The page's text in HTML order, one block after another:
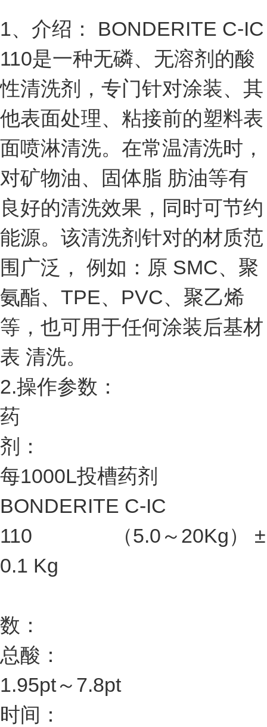
1、介绍： BONDERITE C-IC
110是一种无磷、无溶剂的酸
性清洗剂，专门针对涂装、其
他表面处理、粘接前的塑料表
面喷淋清洗。在常温清洗时，
对矿物油、固体脂 肪油等有
良好的清洗效果，同时可节约
能源。该清洗剂针对的材质范
围广泛， 例如：原 SMC、聚
氨酯、TPE、PVC、聚乙烯
等，也可用于任何涂装后基材
表 清洗。
2.操作参数：
药
剂：
每1000L投槽药剂
BONDERITE C-IC
110 （5.0～20Kg） ±
0.1 Kg
数：
总酸：
1.95pt～7.8pt
时间：